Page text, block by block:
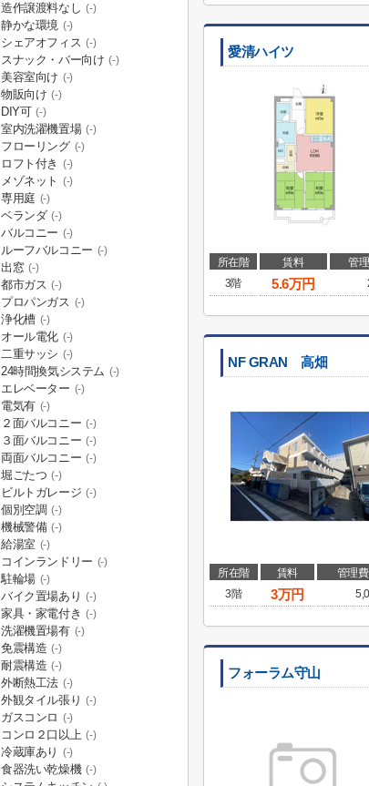
愛清ハイツ
所在階 賃料 管
3階
5.6万円
NF GRAN 高畑
所在階 賃料 管理
3階
3万円
フォーラム守山
造作譲渡料なし (-)
静かな環境 (-)
シェアオフィス (-)
スナック・バー向け (-)
美容室向け (-)
物販向け (-)
DIY可 (-)
室内洗濯機置場 (-)
フローリング (-)
ロフト付き (-)
メゾネット (-)
専用庭 (-)
ベランダ (-)
バルコニー (-)
ルーフバルコニー (-)
出窓 (-)
都市ガス (-)
プロパンガス (-)
浄化槽 (-)
オール電化 (-)
二重サッシ (-)
24時間換気システム (-)
エレベーター (-)
電気有 (-)
２面バルコニー (-)
３面バルコニー (-)
両面バルコニー (-)
堀ごたつ (-)
ビルトガレージ (-)
個別空調 (-)
機械警備 (-)
給湯室 (-)
コインランドリー (-)
駐輪場 (-)
バイク置場あり (-)
家具・家電付き (-)
洗濯機置場有 (-)
免震構造 (-)
耐震構造 (-)
外断熱工法 (-)
外観タイル張り (-)
ガスコンロ (-)
コンロ２口以上 (-)
冷蔵庫あり (-)
食器洗い乾燥機 (-)